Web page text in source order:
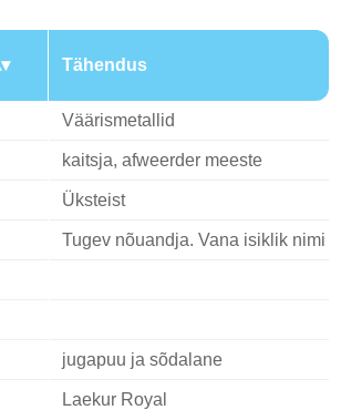
Tähendus
Väärismetallid
kaitsja, afweerder meeste
Üksteist
Tugev nõuandja. Vana isiklik nimi
jugapuu ja sõdalane
Laekur Royal